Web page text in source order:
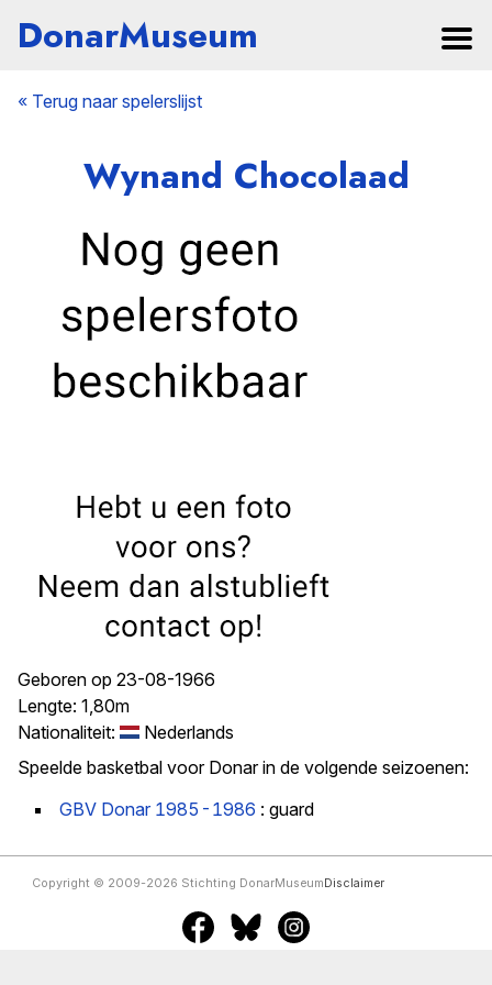
DonarMuseum
« Terug naar spelerslijst
Wynand Chocolaad
Geboren op 23-08-1966
Lengte: 1,80m
Nationaliteit:
Nederlands
Speelde basketbal voor Donar in de volgende seizoenen:
GBV Donar 1985-1986 : guard
Copyright © 2009-2026 Stichting DonarMuseum Disclaimer